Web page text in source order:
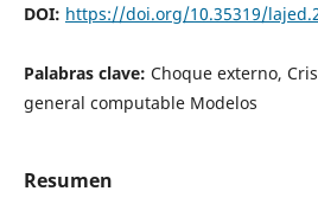
DOI: https://doi.org/10.35319/
Palabras clave: Choque externo,
general computable Modelos
Resumen